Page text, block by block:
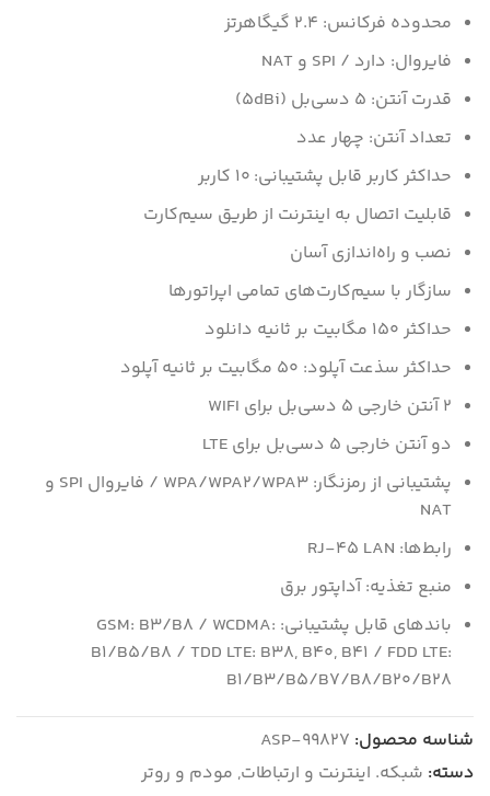
محدوده فرکانس: ۲.۴ گیگاهرتز
فایروال: دارد / SPI و NAT
قدرت آنتن: ۵ دسی‌بل (۵dBi)
تعداد آنتن: چهار عدد
حداکثر کاربر قابل پشتیبانی: ۱۰ کاربر
قابلیت اتصال به اینترنت از طریق سیم‌کارت
نصب و راه‌اندازی آسان
سازگار با سیم‌کارت‌های تمامی اپراتورها
حداکثر ۱۵۰ مگابیت بر ثانیه دانلود
حداکثر سذعت آپلود: ۵۰ مگابیت بر ثانیه آپلود
۲ آنتن خارجی ۵ دسی‌بل برای WIFI
دو آنتن خارجی ۵ دسی‌بل برای LTE
پشتیبانی از رمزنگار: WPA/WPA۲/WPA۳ / فایروال SPI و
NAT
رابط‌ها: RJ-۴۵ LAN
منبع تغذیه: آداپتور برق
باندهای قابل پشتیبانی: GSM: B۳/B۸ / WCDMA:
B۱/B۵/B۸ / TDD LTE: B۳۸, B۴۰, B۴۱ / FDD LTE:
B۱/B۳/B۵/B۷/B۸/B۲۰/B۲۸
شناسه محصول: ASP-99827
دسته: شبکه. اینترنت و ارتباطات, مودم و روتر